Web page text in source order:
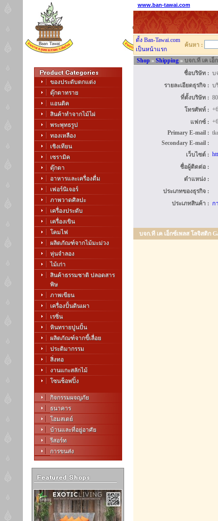
ของประดับตกแต่ง
ตุ๊กตาทราย
แอนติค
สินค้าทำจากไม้ไผ่
พระพุทธรูป
ทองเหลือง
เชิงเทียน
เซรามิค
ตุ๊กตา
อาหารและเครื่องดื่ม
เฟอร์นิเจอร์
ภาพวาดศิลปะ
เครื่องประดับ
เครื่องเขิน
โคมไฟ
ผลิตภัณฑ์จากไม้มะม่วง
หุ่นจำลอง
ไม้เก่า
สินค้าธรรมชาติ ปลอดสาร
พิษ
ภาพเขียน
เครื่องปั้นดินเผา
เรซิ่น
หินทรายปูนปั้น
ผลิตภัณฑ์จากขี้เลื่อย
ประติมากรรม
สิ่งทอ
งานแกะสลักไม้
โซนช็อพปิ้ง
กิจกรรมผจญภัย
ธนาคาร
โฮมสเตย์
บ้านและที่อยู่อาศัย
รีสอร์ท
การขนส่ง
www.ban-tawai.com
ตั้ง Ban-Tawai.com
เป็นหน้าแรก
ค้นหา :
Shop » Shipping» บจก.ที เค เอ็
ชื่อบริษัท : บ
รายละเอียดธุรกิจ : บ
ที่ตั้งบริษัท :
โทรศัพท์ :
แฟกซ์ :
Primary E-mail :
Secondary E-mail :
เว็บไซต์ :
ชื่อผู้ติดต่อ :
ตำแหน่ง :
ประเภทของธุรกิจ :
ประเภทสินค้า : ก
บจก.ที เค เอ็กซ์เพลส โลจิสติก